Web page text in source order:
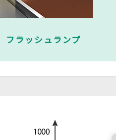
フラッシュランプ